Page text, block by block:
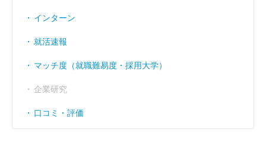
インターン
就活速報
マッチ度（就職難易度・採用大学）
企業研究
口コミ・評価